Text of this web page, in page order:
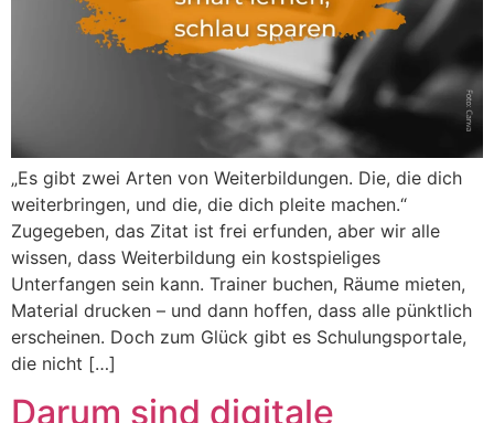
„Es gibt zwei Arten von Weiterbildungen. Die, die dich
weiterbringen, und die, die dich pleite machen.“
Zugegeben, das Zitat ist frei erfunden, aber wir alle
wissen, dass Weiterbildung ein kostspieliges
Unterfangen sein kann. Trainer buchen, Räume mieten,
Material drucken – und dann hoffen, dass alle pünktlich
erscheinen. Doch zum Glück gibt es Schulungsportale,
die nicht […]
Darum sind digitale